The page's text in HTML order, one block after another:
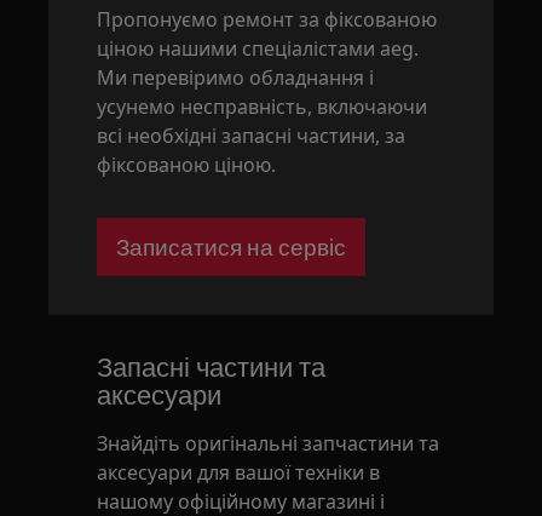
Пропонуємо ремонт за фіксованою
ціною нашими спеціалістами aeg.
Ми перевіримо обладнання і
усунемо несправність, включаючи
всі необхідні запасні частини, за
фіксованою ціною.
Записатися на сервіс
Запасні частини та
аксесуари
Знайдіть оригінальні запчастини та
аксесуари для вашої техніки в
нашому офіційному магазині і